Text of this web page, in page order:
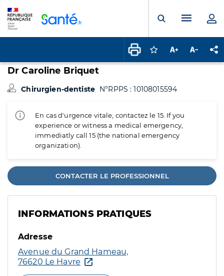
Ouvrir laMenu
Connectez-vous
Augmenter la
Dr Caroline Briquet
Chirurgien-dentiste N°RPPS : 10108015594
En cas d'urgence vitale, contactez le 15. If you
experience or witness a medical emergency,
immediatly call 15 (the national emergency
organization).
CONTACTER LE PROFESSIONNEL
INFORMATIONS PRATIQUES
Adresse
Avenue du Grand Hameau,
76620 Le Havre